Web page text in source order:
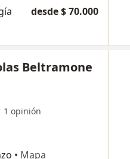
desde $ 70.000
Beltramone
1 opinión
• Mapa